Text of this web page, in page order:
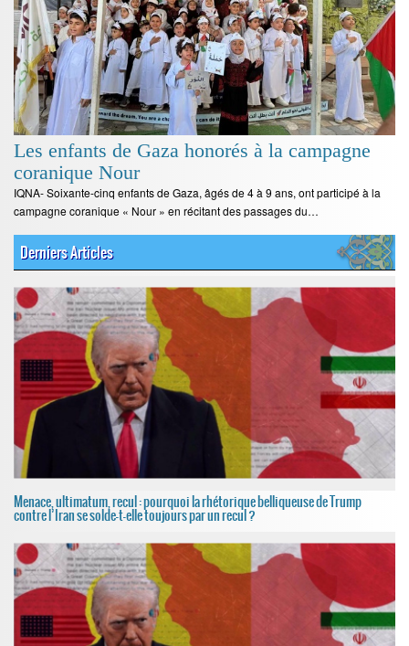
Les enfants de Gaza honorés à la campagne
coranique Nour
IQNA- Soixante-cinq enfants de Gaza, âgés de 4 à 9 ans, ont participé à la
campagne coranique « Nour » en récitant des passages du…
Derniers Articles
Menace, ultimatum, recul : pourquoi la rhétorique belliqueuse de Trump
contre l’Iran se solde-t-elle toujours par un recul ?